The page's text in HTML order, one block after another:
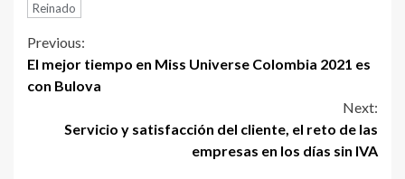
Reinado
Continue
Reading
Previous:
El mejor tiempo en Miss Universe Colombia 2021 es
con Bulova
Next:
Servicio y satisfacción del cliente, el reto de las
empresas en los días sin IVA